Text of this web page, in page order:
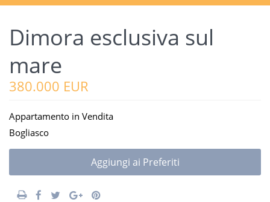
Dimora esclusiva sul
mare
380.000 EUR
Appartamento in Vendita
Bogliasco
Aggiungi ai Preferiti